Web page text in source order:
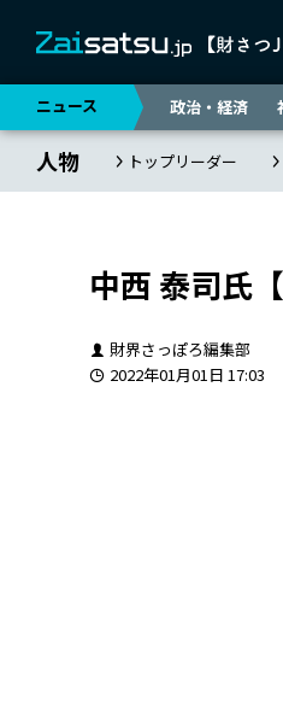
ニュース 政治・経済
人物 トップリーダー
中西 泰司氏
財界さっぽろ編集部
2022年01月01日 17:03